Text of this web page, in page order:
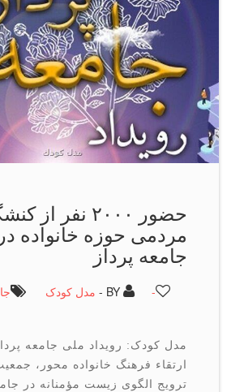
حضور ۲۰۰۰ نفر از کنشگران
مردمی حوزه خانواده در
جامعه پرداز
BY - مدل کودک جامعه,
مدل کودک: رویداد ملی جامعه پرداز و با
ارتقاء فرهنگ خانواده محور، جمعیت محور
ترویج الگوی زیست مؤمنانه در جامعه